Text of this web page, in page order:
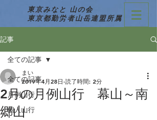
東京みなと 山の会
東京都勤労者山岳連盟所属
記事
全ての記事
月例山行
個人山行
全ての記事
2月の月例山行 幕山～南
郷山
まい
2019年4月28日 読了時間: 2分